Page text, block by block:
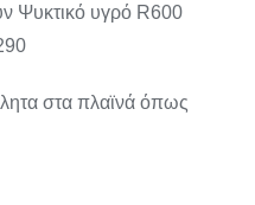
Ψυκτικό υγρό R600
στα πλαϊνά όπως